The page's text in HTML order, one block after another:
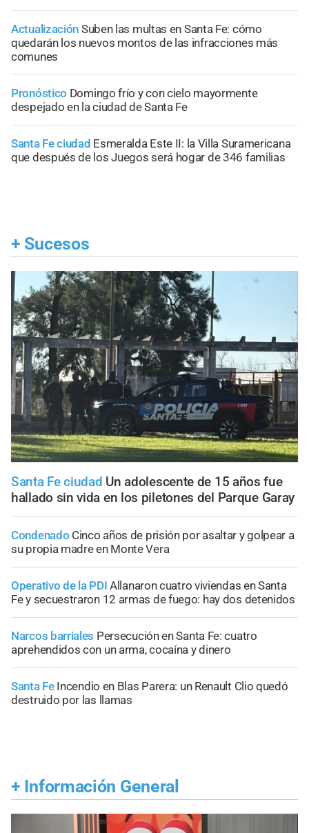
Actualización Suben las multas en Santa Fe: cómo
quedarán los nuevos montos de las infracciones más
comunes
Pronóstico Domingo frío y con cielo mayormente
despejado en la ciudad de Santa Fe
Santa Fe ciudad Esmeralda Este II: la Villa Suramericana
que después de los Juegos será hogar de 346 familias
+ Sucesos
Santa Fe ciudad Un adolescente de 15 años fue
hallado sin vida en los piletones del Parque Garay
Condenado Cinco años de prisión por asaltar y golpear a
su propia madre en Monte Vera
Operativo de la PDI Allanaron cuatro viviendas en Santa
Fe y secuestraron 12 armas de fuego: hay dos detenidos
Narcos barriales Persecución en Santa Fe: cuatro
aprehendidos con un arma, cocaína y dinero
Santa Fe Incendio en Blas Parera: un Renault Clio quedó
destruido por las llamas
+ Información General